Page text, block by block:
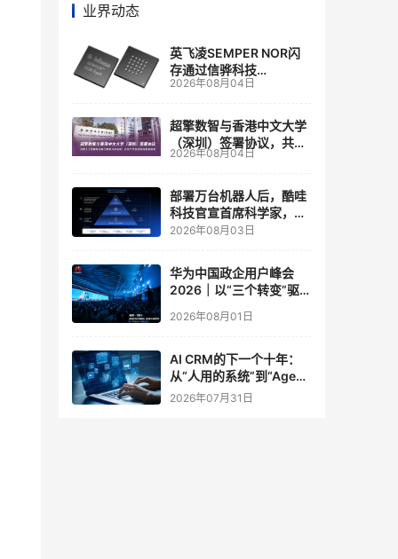
业界动态
英飞凌SEMPER NOR闪
存通过信骅科技
AST2700 BMC认证，全
管理
2026年08月04日
超擎数智与香港中文大学
（深圳）签署协议，共建
人工智能和边缘计算联合
2026年08月04日
部署万台机器人后，酷哇
科技官宣首席科学家，要
让世界模型交付生产力
2026年08月03日
华为中国政企用户峰会
2026｜以“三个转变”驱动
2026年08月01日
AI CRM的下一个十年：
从“人用的系统”到“Agent
调用的底座”
2026年07月31日